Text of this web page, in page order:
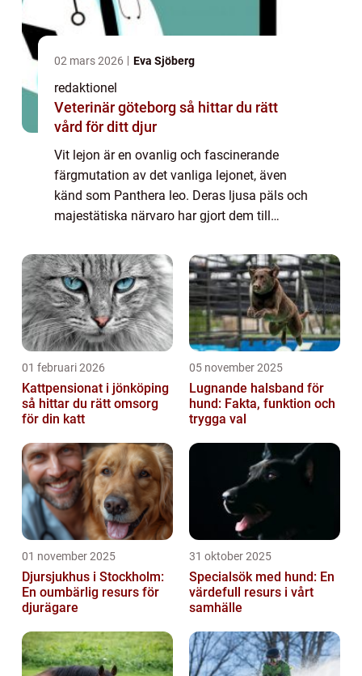
02 mars 2026 Eva Sjöberg
redaktionel
Veterinär göteborg så hittar du rätt
vård för ditt djur
Vit lejon är en ovanlig och fascinerande
färgmutation av det vanliga lejonet, även
känd som Panthera leo. Deras ljusa päls och
majestätiska närvaro har gjort dem till
kommer vi utforska världen av vit lej...
01 februari 2026
Kattpensionat i jönköping
så hittar du rätt omsorg
för din katt
05 november 2025
Lugnande halsband för
hund: Fakta, funktion och
trygga val
01 november 2025
Djursjukhus i Stockholm:
En oumbärlig resurs för
djurägare
31 oktober 2025
Specialsök med hund: En
värdefull resurs i vårt
samhälle